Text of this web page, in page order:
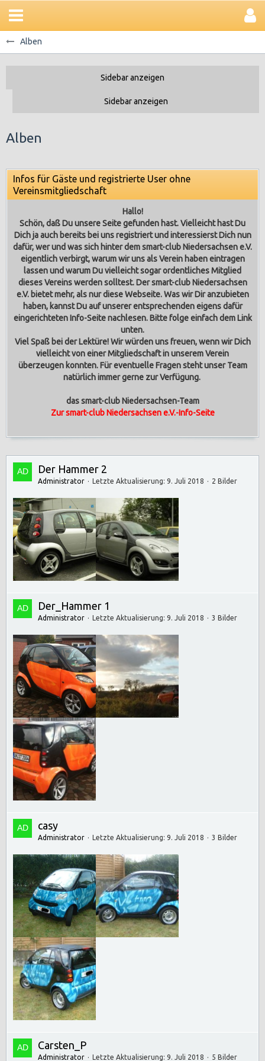
Alben
Alben
Infos für Gäste und registrierte User ohne
Vereinsmitgliedschaft
Hallo!
Schön, daß Du unsere Seite gefunden hast. Vielleicht hast Du
Dich ja auch bereits bei uns registriert und interessierst Dich nun
dafür, wer und was sich hinter dem smart-club Niedersachsen e.V.
eigentlich verbirgt, warum wir uns als Verein haben eintragen
lassen und warum Du vielleicht sogar ordentliches Mitglied
dieses Vereins werden solltest. Der smart-club Niedersachsen
e.V. bietet mehr, als nur diese Webseite. Was wir Dir anzubieten
haben, kannst Du auf unserer entsprechenden eigens dafür
eingerichteten Info-Seite nachlesen. Bitte folge einfach dem Link
unten.
Viel Spaß bei der Lektüre! Wir würden uns freuen, wenn wir Dich
vielleicht von einer Mitgliedschaft in unserem Verein
überzeugen konnten. Für eventuelle Fragen steht unser Team
natürlich immer gerne zur Verfügung.
das smart-club Niedersachsen-Team
Zur smart-club Niedersachsen e.V.-Info-Seite
Der Hammer 2
Administrator Letzte Aktualisierung: 9. Juli 2018 2 Bilder
Der_Hammer 1
Administrator Letzte Aktualisierung: 9. Juli 2018 3 Bilder
casy
Administrator Letzte Aktualisierung: 9. Juli 2018 3 Bilder
Carsten_P
Administrator Letzte Aktualisierung: 9. Juli 2018 5 Bilder